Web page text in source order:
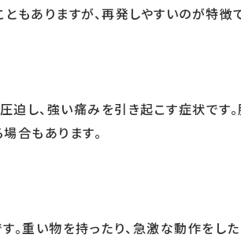
もありますが、再発しやすいのが特徴で
し、強い痛みを引き起こす症状です
合もあります。
。重い物を持ったり、急激な動作をし